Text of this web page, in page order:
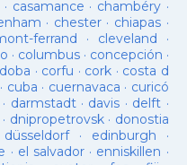
· casamance · chambéry·
· chester· chiapas ·
ferrand · cleveland ·
· columbus· concepción ·
· corfu · cork · costa d
· cuba · cuernavaca · curicó
· darmstadt· davis · delft ·
dnipropetrovsk· donostia
düsseldorf· edinburgh ·
· el salvador · enniskillen ·